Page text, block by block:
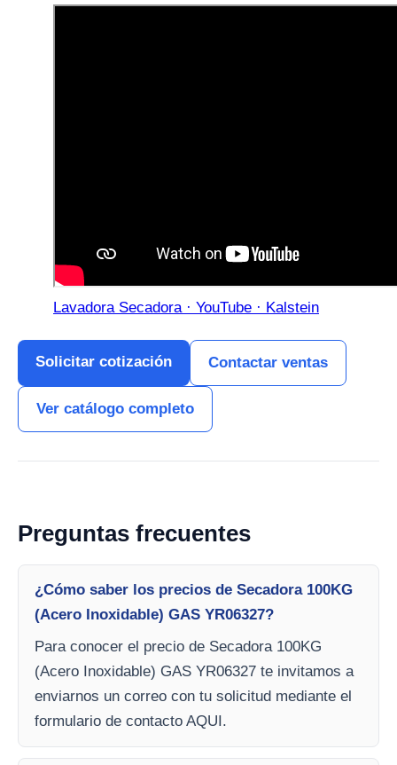
Lavadora Secadora · YouTube · Kalstein
Solicitar cotización Contactar ventas
Ver catálogo completo
Preguntas frecuentes
¿Cómo saber los precios de Secadora 100KG
(Acero Inoxidable) GAS YR06327?
Para conocer el precio de Secadora 100KG
(Acero Inoxidable) GAS YR06327 te invitamos a
enviarnos un correo con tu solicitud mediante el
formulario de contacto AQUI.